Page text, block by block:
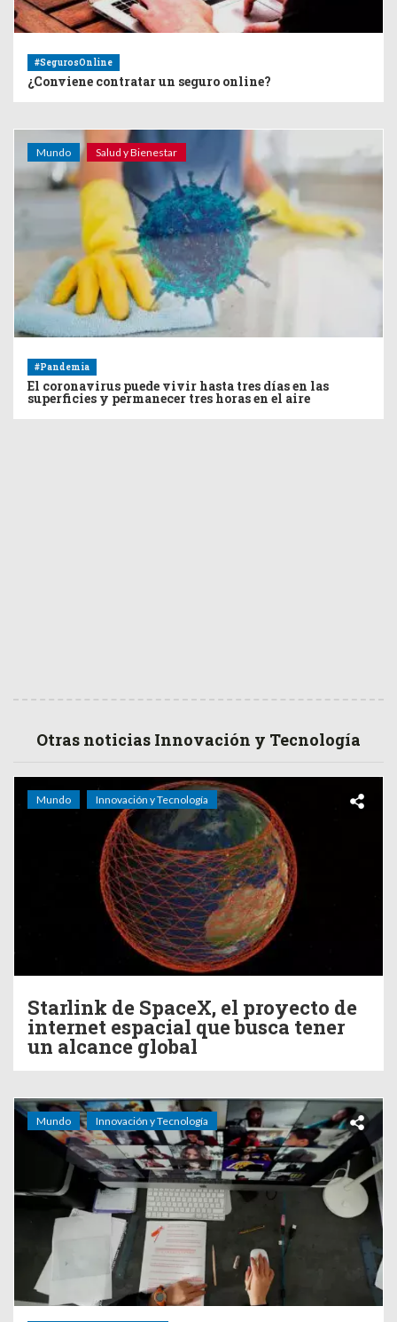
#SegurosOnline
¿Conviene contratar un seguro online?
Mundo Salud y Bienestar
#Pandemia
El coronavirus puede vivir hasta tres días en las
superficies y permanecer tres horas en el aire
Otras noticias Innovación y Tecnología
Mundo Innovación y Tecnología
Starlink de SpaceX, el proyecto de
internet espacial que busca tener
un alcance global
Mundo Innovación y Tecnología